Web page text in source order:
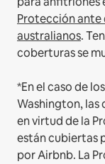
Protección ante
australianos.
coberturas se
*En el caso de
Washington,
en virtud de la
están cubiertas
por Airbnb. La